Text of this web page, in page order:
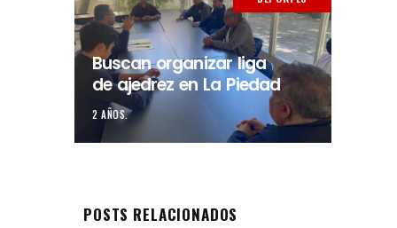
Buscan organizar liga
de ajedrez en La Piedad
2 AÑOS.
POSTS RELACIONADOS